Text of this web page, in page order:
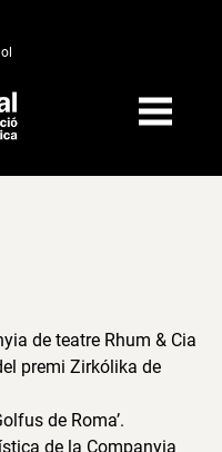
de teatre Rhum & Cia
premi Zirkólika de
de Roma’.
de la Companyia